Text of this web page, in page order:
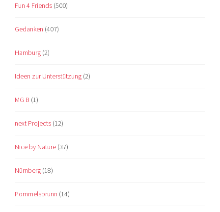
Fun 4 Friends (500)
Gedanken (407)
Hamburg (2)
Ideen zur Unterstützung (2)
MG B (1)
next Projects (12)
Nice by Nature (37)
Nürnberg (18)
Pommelsbrunn (14)